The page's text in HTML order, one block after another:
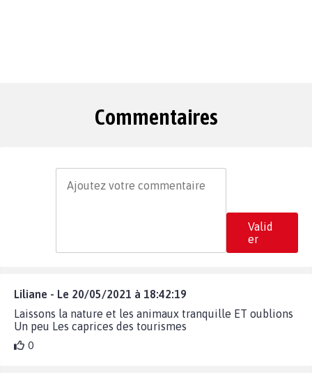
Commentaires
Valid
er
Liliane - Le 20/05/2021 à 18:42:19
Laissons la nature et les animaux tranquille ET oublions
Un peu Les caprices des tourismes
0